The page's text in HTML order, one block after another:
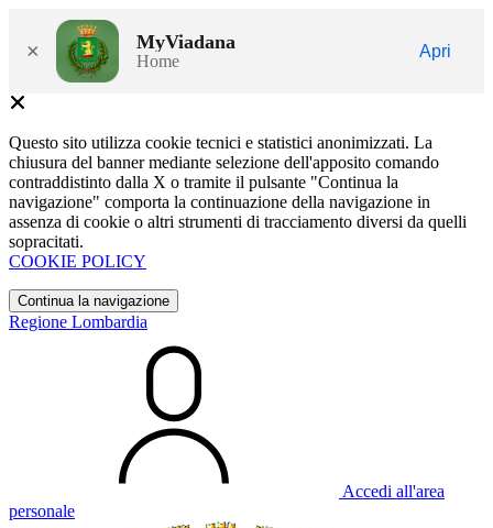
× MyViadana
Home
Apri
Questo sito utilizza cookie tecnici e statistici anonimizzati. La
chiusura del banner mediante selezione dell'apposito comando
contraddistinto dalla X o tramite il pulsante "Continua la
navigazione" comporta la continuazione della navigazione in
assenza di cookie o altri strumenti di tracciamento diversi da quelli
sopracitati.
COOKIE POLICY
Continua la navigazione
Regione Lombardia
Accedi all'area
personale